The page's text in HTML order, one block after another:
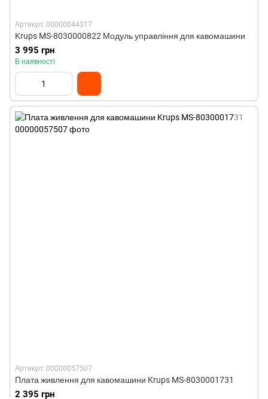
Артикул: 00000044317
Krups MS-8030000822 Модуль управління для кавомашини
3 995 грн
В наявності
Артикул: 00000057507
Плата живлення для кавомашини Krups MS-8030001731
2 395 грн